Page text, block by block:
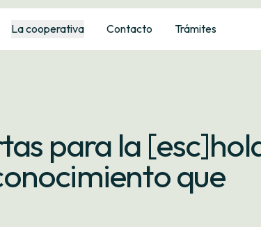
La cooperativa Contacto Trámites
para la
que